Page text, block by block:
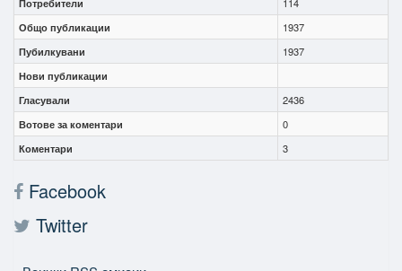
Общо публикации
1937
Пубилкувани
1937
Нови публикации
Гласували
2436
Вотове за коментари
0
Коментари
3
Facebook
Twitter